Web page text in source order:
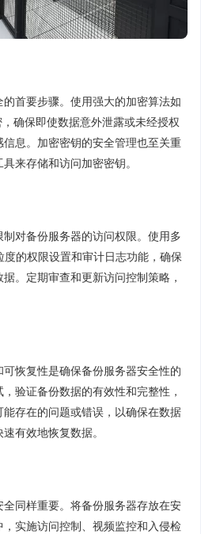
首要步骤。使用强大的加密算法如
确保即使数据意外泄露或未经授权
息。加密密钥的安全管理也至关重
来存储和访问加密密钥。
对备份服务器的访问权限。使用多
的权限设置和审计日志功能，确保
。定期审查和更新访问控制策略，
恢复性是确保备份服务器安全性的
验证备份数据的有效性和完整性，
存在的问题或错误，以确保在数据
有效地恢复数据。
同样重要。将备份服务器存放在安
实施访问控制、视频监控和入侵检